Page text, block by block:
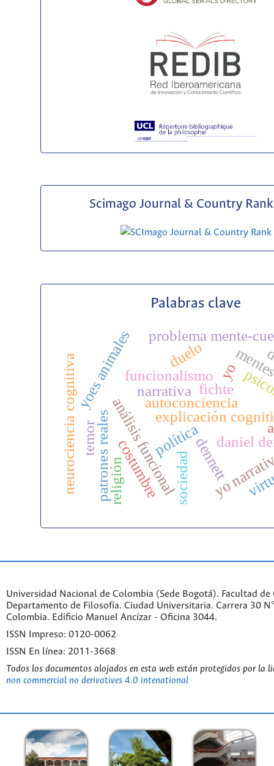
Scimago Journal & Country Rank
Palabras clave
dennett
explicación
análisis funcional daniel
yo
narrativa
patrones reales
autoconciencia
yoes animales
yo
problema mente-
funcionalismo
neurociencia cognitiva política
sociedad
costumbre
duelo
temor
fichte
religión
Universidad Nacional de Colombia (Sede Bogotá). Facultad de
Departamento de Filosofía. Ciudad Universitaria. Carrera 30
Colombia. Edificio Manuel Ancízar - Oficina 3044.
ISSN Impreso: 0120-0062
ISSN En línea: 2011-3668
Todos los documentos alojados en esta web están protegidos por la
non commercial no derivatives 4.0 intenational